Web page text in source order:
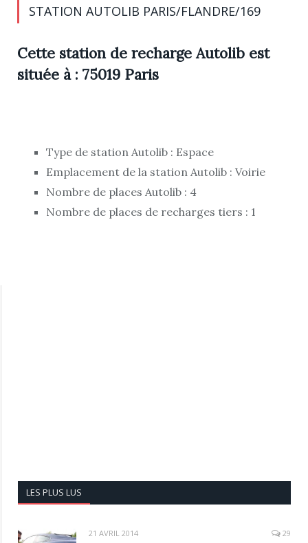
STATION AUTOLIB PARIS/FLANDRE/169
Cette station de recharge Autolib est
située à : 75019 Paris
Type de station Autolib : Espace
Emplacement de la station Autolib : Voirie
Nombre de places Autolib : 4
Nombre de places de recharges tiers : 1
LES PLUS LUS
21 AVRIL 2014 29